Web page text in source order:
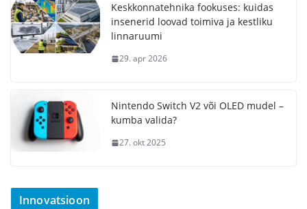
Keskkonnatehnika fookuses: kuidas
insenerid loovad toimiva ja kestliku
linnaruumi
29. apr 2026
Nintendo Switch V2 või OLED mudel –
kumba valida?
27. okt 2025
Innovatsioon